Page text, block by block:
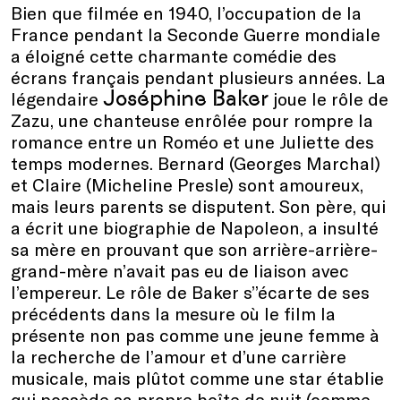
Bien que filmée en 1940, l’occupation de la
France pendant la Seconde Guerre mondiale
a éloigné cette charmante comédie des
écrans français pendant plusieurs années. La
légendaire Joséphine Baker joue le rôle de
Zazu, une chanteuse enrôlée pour rompre la
romance entre un Roméo et une Juliette des
temps modernes. Bernard (Georges Marchal)
et Claire (Micheline Presle) sont amoureux,
mais leurs parents se disputent. Son père, qui
a écrit une biographie de Napoleon, a insulté
sa mère en prouvant que son arrière-arrière-
grand-mère n’avait pas eu de liaison avec
l’empereur. Le rôle de Baker s’’écarte de ses
précédents dans la mesure où le film la
présente non pas comme une jeune femme à
la recherche de l’amour et d’une carrière
musicale, mais plûtot comme une star établie